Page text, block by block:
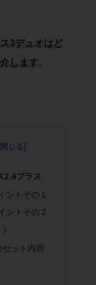
3デュオはど
します
2.4プラス
ントその１
ントその２
ット内容